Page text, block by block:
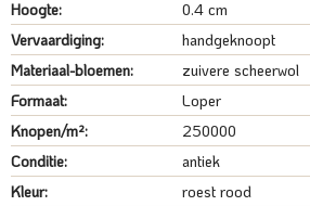
Hoogte:
0.4 cm
Vervaardiging:
handgeknoopt
Materiaal-bloemen:
zuivere scheerwol
Formaat:
Loper
Knopen/m²:
250000
Conditie:
antiek
Kleur:
roest rood